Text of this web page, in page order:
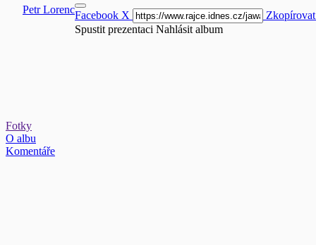
Petr LorencFacebook X
Spustit prezentaci Nahlásit album
Fotky
O albu
Komentáře